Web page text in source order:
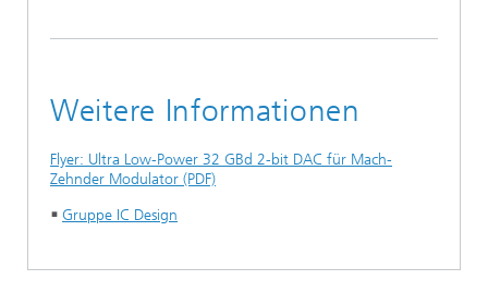
Weitere Informationen
Flyer: Ultra Low-Power 32 GBd 2-bit DAC für Mach-
Zehnder Modulator (PDF)​​​​​​​
Gruppe IC Design